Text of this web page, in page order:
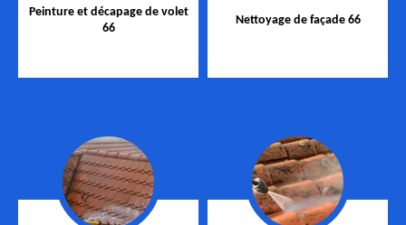
Peinture et décapage de volet
66
Nettoyage de façade 66